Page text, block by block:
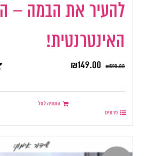
להעיר את הבמה –
האינטרנטית!
₪590.00
₪149.00
הוספה לסל
פרטים